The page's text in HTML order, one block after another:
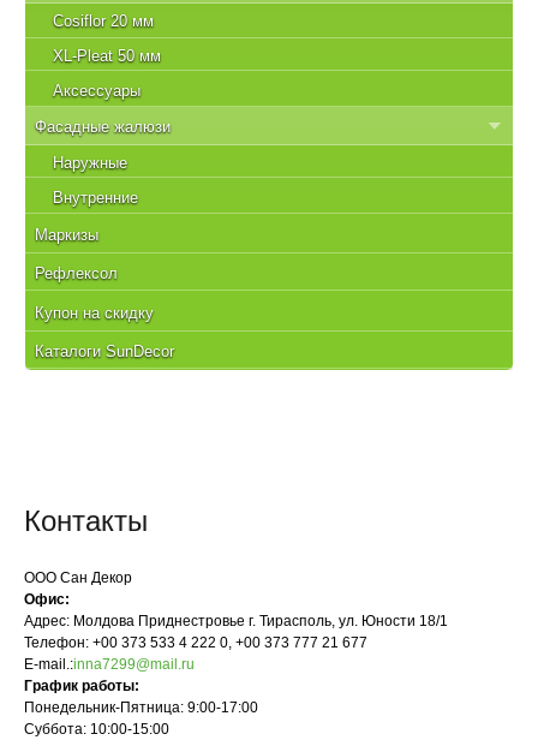
Cosiflor 20 мм
XL-Pleat 50 мм
Аксессуары
Фасадные жалюзи
Наружные
Внутренние
Маркизы
Рефлексол
Купон на скидку
Каталоги SunDecor
Контакты
ООО Сан Декор
Офис:
Адрес: Молдова Приднестровье г. Тирасполь, ул. Юности 18/1
Телефон: +00 373 533 4 222 0, +00 373 777 21 677
E-mail.:inna7299@mail.ru
График работы:
Понедельник-Пятница: 9:00-17:00
Суббота: 10:00-15:00